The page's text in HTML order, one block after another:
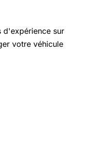
d'expérience sur
votre véhicule